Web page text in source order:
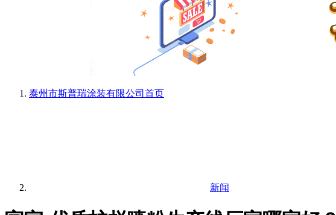
泰州市斯普瑞涂装有限公司 首页
新闻